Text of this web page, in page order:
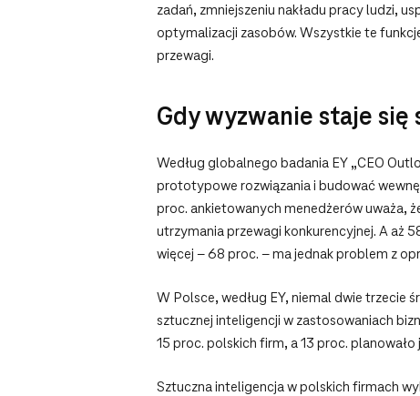
zadań, zmniejszeniu nakładu pracy ludzi,
optymalizacji zasobów. Wszystkie te
przewagi.
Gdy wyzwanie staje się
Według globalnego badania EY „CEO
prototypowe rozwiązania i budować
proc. ankietowanych menedżerów uważa,
utrzymania przewagi konkurencyjnej. A aż
więcej – 68 proc. – ma jednak problem z
W Polsce, według EY, niemal dwie trzecie
sztucznej inteligencji w zastosowaniach
15 proc. polskich firm, a 13 proc.
Sztuczna inteligencja w polskich firmach